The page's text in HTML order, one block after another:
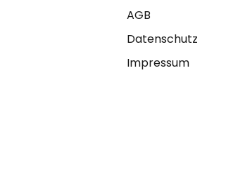
AGB
Datenschutz
Impressum